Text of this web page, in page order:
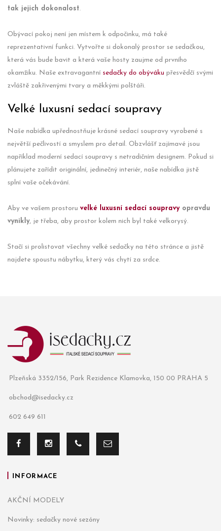
tak jejich dokonalost.
Obývací pokoj není jen místem k odpočinku, má také
reprezentativní funkci. Vytvořte si dokonalý prostor se sedačkou,
která vás bude bavit a která vaše hosty zaujme od prvního
okamžiku. Naše extravagantní sedačky do obýváku přesvědčí svými
zvláště zakřivenými tvary a měkkými polštáři.
Velké luxusní sedací soupravy
Naše nabídka upřednostňuje krásné sedací soupravy vyrobené s
největší pečlivostí a smyslem pro detail. Obzvlášť zajímavé jsou
například moderní sedací soupravy s netradičním designem. Pokud si
plánujete zařídit originální, jedinečný interiér, naše nabídka jistě
splní vaše očekávání.
Aby ve vašem prostoru velké luxusní sedací soupravyopravdu
vynikly, je třeba, aby prostor kolem nich byl také velkorysý.
Stačí si prolistovat všechny velké sedačky na této stránce a jistě
najdete spoustu nábytku, který vás chytí za srdce.
Plzeňská 3352/156, Park Rezidence Klamovka, 150 00 PRAHA 5
obchod@isedacky.cz
602 649 611
INFORMACE
AKČNÍ MODELY
Novinky: sedačky nové sezóny